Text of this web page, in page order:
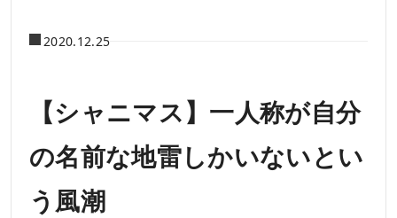
2020.12.25
【シャニマス】一人称が自分
の名前な地雷しかいないとい
う風潮